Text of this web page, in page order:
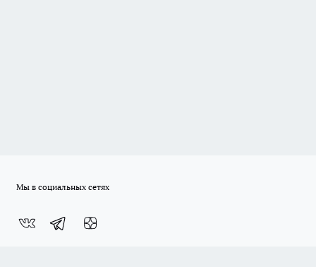
Мы в социальных сетях